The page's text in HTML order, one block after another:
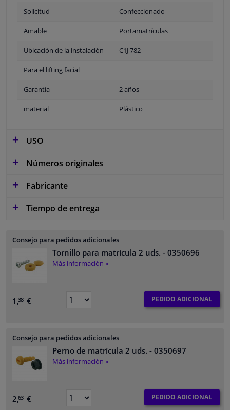
Solicitud Confeccionado
Amable Portamatrículas
Ubicación de la instalación C1J 782
Para el lifting facial
Garantía 2 años
material Plástico
USO
Números originales
Fabricante
Tiempo de entrega
Consejo para pedidos adicionales
Tornillo para matrícula 2 uds. - 0350696
Más información »
1,38 € PEDIDO ADICIONAL
Consejo para pedidos adicionales
Perno de matrícula 2 uds. - 0350697
Más información »
2,63 € PEDIDO ADICIONAL